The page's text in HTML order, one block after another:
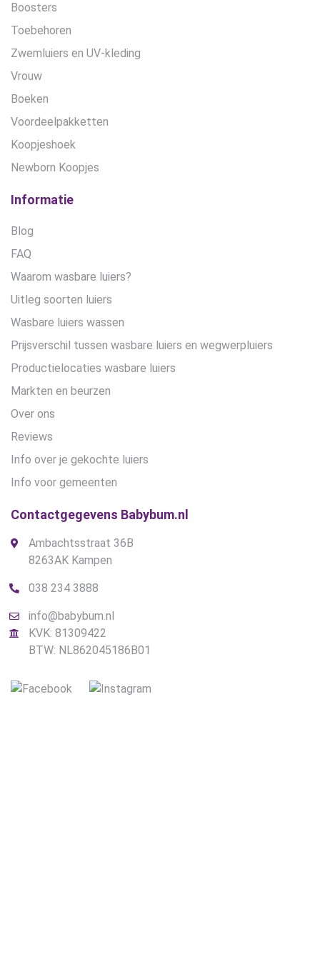
Boosters
Toebehoren
Zwemluiers en UV-kleding
Vrouw
Boeken
Voordeelpakketten
Koopjeshoek
Newborn Koopjes
Informatie
Blog
FAQ
Waarom wasbare luiers?
Uitleg soorten luiers
Wasbare luiers wassen
Prijsverschil tussen wasbare luiers en wegwerpluiers
Productielocaties wasbare luiers
Markten en beurzen
Over ons
Reviews
Info over je gekochte luiers
Info voor gemeenten
Contactgegevens Babybum.nl
Ambachtsstraat 36B
8263AK Kampen
038 234 3888
info@babybum.nl
KVK: 81309422
BTW: NL862045186B01